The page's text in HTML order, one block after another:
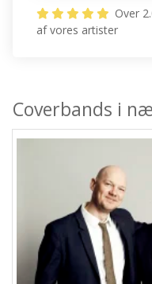
Over
af vores artister
Coverbands i